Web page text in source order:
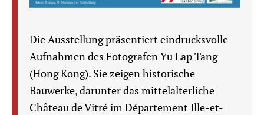
Die Ausstellung präsentiert eindrucksvolle
Aufnahmen des Fotografen Yu Lap Tang
(Hong Kong). Sie zeigen historische
Bauwerke, darunter das mittelalterliche
Château de Vitré im Département Ille-et-